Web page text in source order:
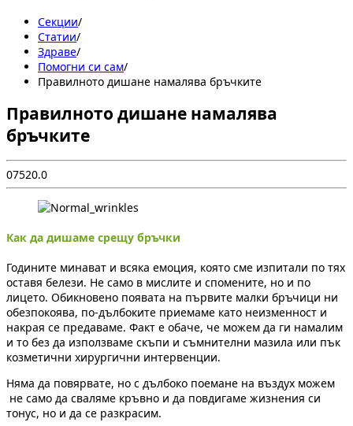
Секции/
Статии/
Здраве/
Помогни си сам/
Правилното дишане намалява бръчките
Правилното дишане намалява
бръчките
07520.0
Как да дишаме срещу бръчки
Годините минават и всяка емоция, която сме изпитали по тях
оставя белези. Не само в мислите и спомените, но и по
лицето. Обикновено появата на първите малки бръчици ни
обезпокоява, по-дълбоките приемаме като неизменност и
накрая се предаваме. Факт е обаче, че можем да ги намалим
и то без да използваме скъпи и съмнителни мазила или пък
козметични хирургични интервенции.
Няма да повярвате, но с дълбоко поемане на въздух можем
не само да сваляме кръвно и да повдигаме жизнения си
тонус, но и да се разкрасим.